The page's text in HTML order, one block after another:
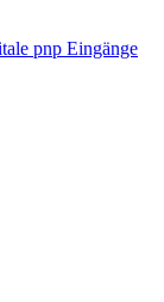
pnp Eingänge